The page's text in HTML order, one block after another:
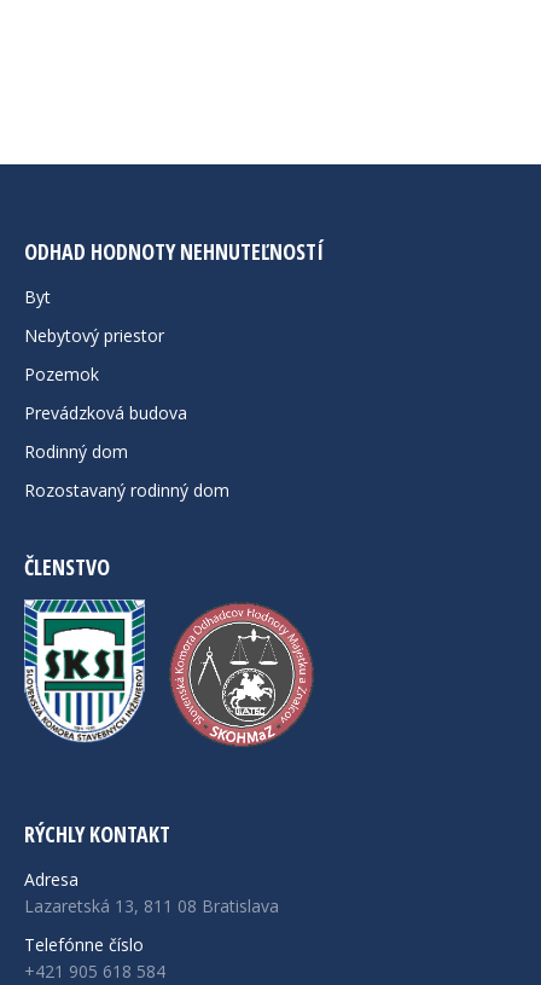
ODHAD HODNOTY NEHNUTEĽNOSTÍ
Byt
Nebytový priestor
Pozemok
Prevádzková budova
Rodinný dom
Rozostavaný rodinný dom
ČLENSTVO
RÝCHLY KONTAKT
Adresa
Lazaretská 13, 811 08 Bratislava
Telefónne číslo
+421 905 618 584